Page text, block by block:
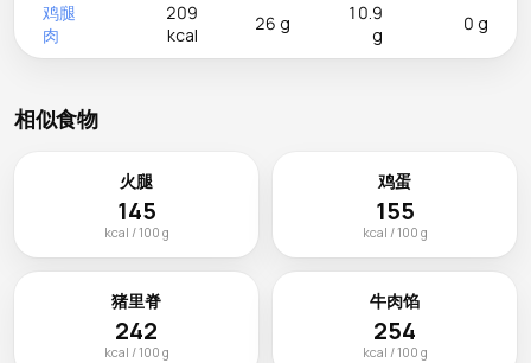
鸡腿
肉
209
kcal
26 g
10.9
g
0 g
相似食物
火腿
145
kcal / 100 g
鸡蛋
155
kcal / 100 g
猪里脊
242
kcal / 100 g
牛肉馅
254
kcal / 100 g